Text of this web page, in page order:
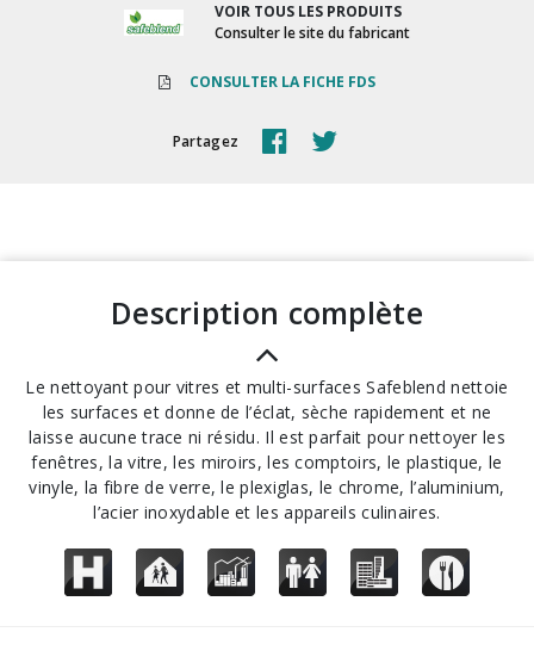
VOIR TOUS LES PRODUITS
Consulter le site du fabricant
CONSULTER LA FICHE FDS
Partagez
description complète
Le nettoyant pour vitres et multi-surfaces Safeblend nettoie
les surfaces et donne de l’éclat, sèche rapidement et ne
laisse aucune trace ni résidu. Il est parfait pour nettoyer les
fenêtres, la vitre, les miroirs, les comptoirs, le plastique, le
vinyle, la fibre de verre, le plexiglas, le chrome, l’aluminium,
l’acier inoxydable et les appareils culinaires.